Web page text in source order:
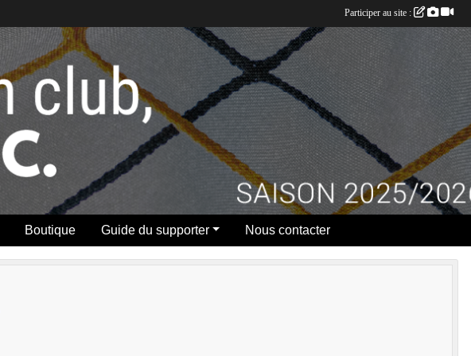
Boutique Guide du supporter Nous contacter
Participer au site :